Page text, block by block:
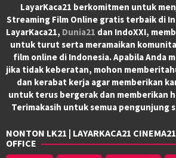
LayarKaca21 berkomitmen untuk
Streaming Film Online gratis terbaik di
LayarKaca21, Dunia21 dan IndoXXI,
untuk turut serta meramaikan
film online di Indonesia. Apabila Anda
jika tidak keberatan, mohon
dan kerabat kerja agar memberikan
untuk terus bergerak dan memberikan
Terimakasih untuk semua pengunjung
NONTON LK21 | LAYARKACA21
OFFICE